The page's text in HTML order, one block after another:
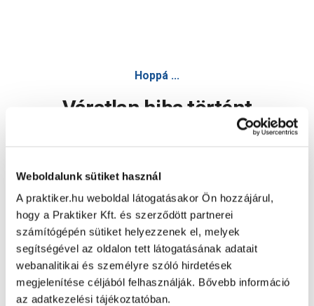
Weboldalunk sütiket használ
A praktiker.hu weboldal látogatásakor Ön hozzájárul,
hogy a Praktiker Kft. és szerződött partnerei
számítógépén sütiket helyezzenek el, melyek
segítségével az oldalon tett látogatásának adatait
webanalitikai és személyre szóló hirdetések
megjelenítése céljából felhasználják. Bővebb információ
az adatkezelési tájékoztatóban.
Hoppá ...
Váratlan hiba történt
Oldal újratöltése